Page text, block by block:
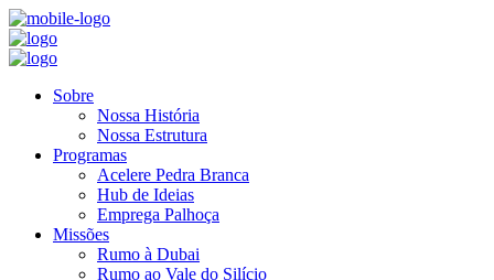
Sobre
Nossa História
Nossa Estrutura
Programas
Acelere Pedra Branca
Hub de Ideias
Emprega Palhoça
Missões
Rumo à Dubai
Rumo ao Vale do Silício